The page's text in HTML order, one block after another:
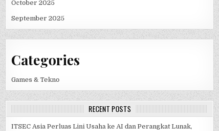
October 2025
September 2025
Categories
Games & Tekno
RECENT POSTS
ITSEC Asia Perluas Lini Usaha ke AI dan Perangkat Lunak,